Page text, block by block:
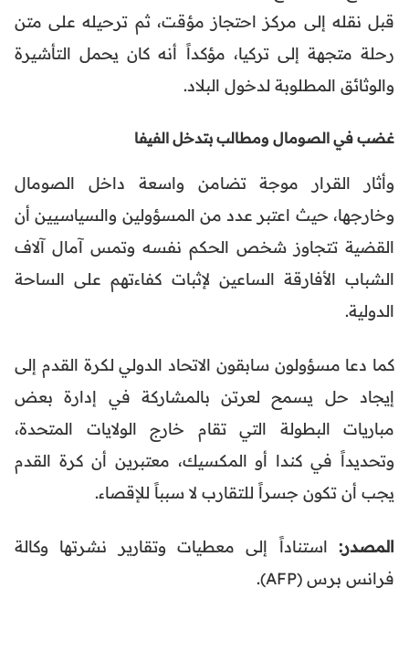
قبل نقله إلى مركز احتجاز مؤقت، ثم ترحيله على متن
رحلة متجهة إلى تركيا، مؤكداً أنه كان يحمل التأشيرة
والوثائق المطلوبة لدخول البلاد.
غضب في الصومال ومطالب بتدخل الفيفا
وأثار القرار موجة تضامن واسعة داخل الصومال
وخارجها، حيث اعتبر عدد من المسؤولين والسياسيين أن
القضية تتجاوز شخص الحكم نفسه وتمس آمال آلاف
الشباب الأفارقة الساعين لإثبات كفاءتهم على الساحة
الدولية.
كما دعا مسؤولون سابقون الاتحاد الدولي لكرة القدم إلى
إيجاد حل يسمح لعرتن بالمشاركة في إدارة بعض
مباريات البطولة التي تقام خارج الولايات المتحدة،
وتحديداً في كندا أو المكسيك، معتبرين أن كرة القدم
يجب أن تكون جسراً للتقارب لا سبباً للإقصاء.
المصدر: استناداً إلى معطيات وتقارير نشرتها وكالة
فرانس برس (AFP).